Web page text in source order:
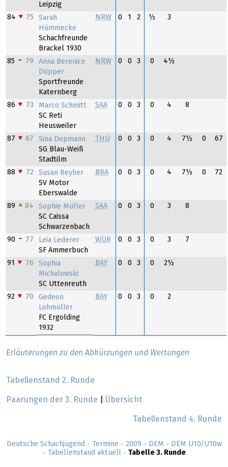
Deutsche Schachjugend > Termine > 2009 > DEM > DEM U10/U10w
> Tabellenstand aktuell > Tabelle 3. Runde
Leipzig
84 75
Sarah
Hümmecke
Schachfreunde
Brackel 1930
NRW 0 1 2 ½ 3
85 79
Anna Berenice
Döpper
Sportfreunde
Katernberg
NRW 0 0 3 0 4½
86 73
Marco Schmitt
SC Reti
Heusweiler
SAA 0 0 3 0 4 8
87 67
Sina Dopmann
SG Blau-Weiß
Stadtilm
THÜ 0 0 3 0 4 7½ 0 67
88 72
Susan Reyher
SV Motor
Eberswalde
BRA 0 0 3 0 4 7½ 0 72
89 84
Sophie Müller
SC Caissa
Schwarzenbach
SAA 0 0 3 0 3 8
90 77
Leia Lederer
SF Ammerbuch
WÜR 0 0 3 0 3 7
91 76
Sophia
Michalowski
SC Uttenreuth
BAY 0 0 3 0 2½
92 70
Gedeon
Lohmüller
FC Ergolding
1932
BAY 0 0 3 0 2
Erläuterungen zu den Abkürzungen und Wertungen
Tabellenstand 2. Runde
Paarungen der 3. Runde Übersicht
Tabellenstand 4. Runde